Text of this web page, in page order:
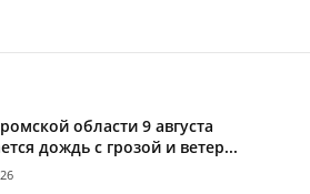
области 9 августа
дождь с грозой и ветер...